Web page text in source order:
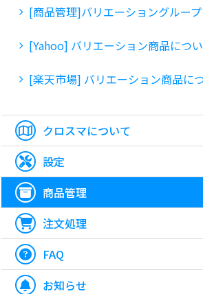
クロスマについて
設定
商品管理
注文処理
FAQ
お知らせ
[商品管理]バリエーショングルー
[Yahoo] バリエーション商品につ
[楽天市場] バリエーション商品に